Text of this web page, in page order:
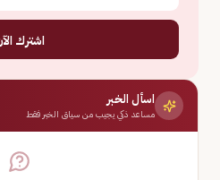
اشترك
اسأل الخبر
مساعد ذكي يجيب من سياق الخبر فقط